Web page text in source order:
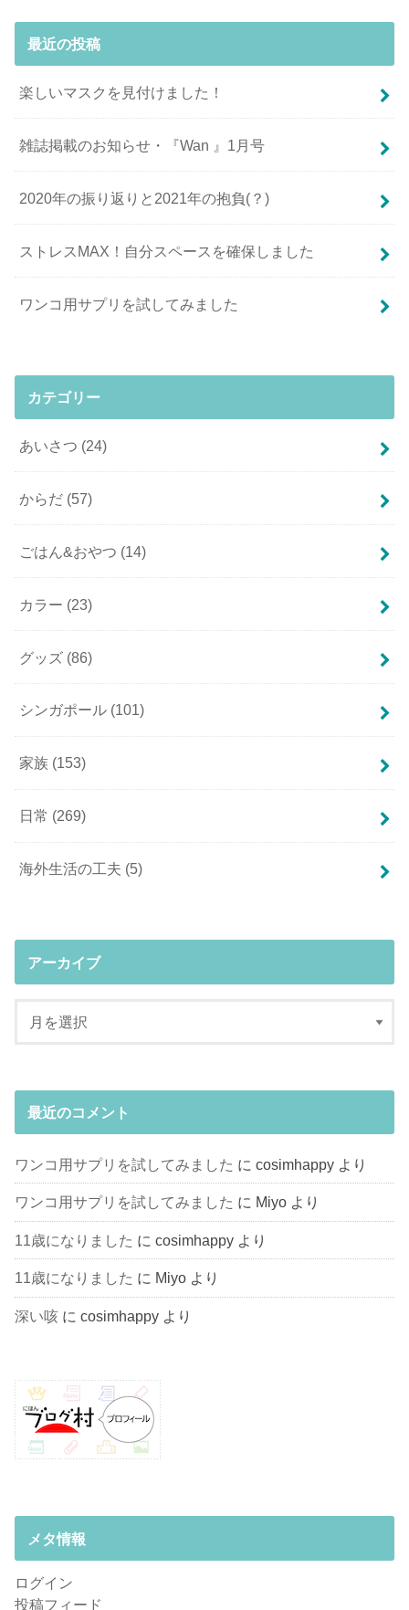
最近の投稿
楽しいマスクを見付けました！
雑誌掲載のお知らせ・『Wan 』1月号
2020年の振り返りと2021年の抱負(？)
ストレスMAX！自分スペースを確保しました
ワンコ用サプリを試してみました
カテゴリー
あいさつ (24)
からだ (57)
ごはん&おやつ (14)
カラー (23)
グッズ (86)
シンガポール (101)
家族 (153)
日常 (269)
海外生活の工夫 (5)
アーカイブ
最近のコメント
ワンコ用サプリを試してみました にcosimhappy より
ワンコ用サプリを試してみました に Miyo より
11歳になりました にcosimhappy より
11歳になりました に Miyo より
深い咳 にcosimhappy より
メタ情報
ログイン
投稿フィード